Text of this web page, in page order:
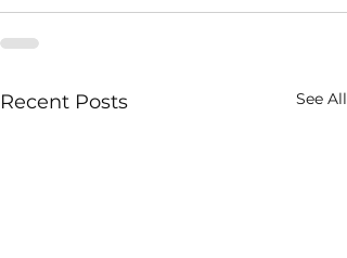
Recent Posts See All